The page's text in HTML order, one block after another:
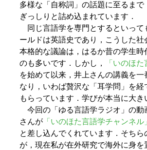
多様な「自称詞」の話題に至るま
ぎっしりと詰め込まれています．
同じ言語学を専門とするといって
ールドは英語史であり，こうした
本格的な議論は，はるか昔の学生時
のも多いです．しかし，
「いのほ
を始めて以来，井上さんの講義を
なり，いわば贅沢な「耳学問」を経
もらっています．学びが本当に大き
今回の「ゆる言語学ラジオ」の動
さんが 「いのほた言語学チャンネル
と差し込んでくれています．そち
が，現在私が在外研究で海外に身を